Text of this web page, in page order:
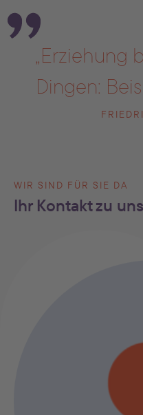
„Erziehung
Dingen:
WIR SIND FÜR SIE DA
Ihr Kontakt zu uns